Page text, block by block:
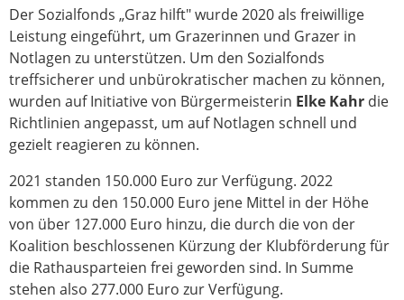
Der Sozialfonds „Graz hilft" wurde 2020 als freiwillige
Leistung eingeführt, um Grazerinnen und Grazer in
Notlagen zu unterstützen. Um den Sozialfonds
treffsicherer und unbürokratischer machen zu können,
wurden auf Initiative von Bürgermeisterin Elke Kahr die
Richtlinien angepasst, um auf Notlagen schnell und
gezielt reagieren zu können.
2021 standen 150.000 Euro zur Verfügung. 2022
kommen zu den 150.000 Euro jene Mittel in der Höhe
von über 127.000 Euro hinzu, die durch die von der
Koalition beschlossenen Kürzung der Klubförderung für
die Rathausparteien frei geworden sind. In Summe
stehen also 277.000 Euro zur Verfügung.